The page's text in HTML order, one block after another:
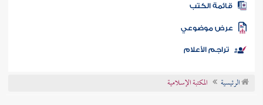
المكتبة
الكتب
موضوعي
تراجم الأعلام
الرئيسية المكتبة الإسلامية